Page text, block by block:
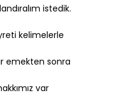
istedik.
kelimelerle
emekten sonra
var